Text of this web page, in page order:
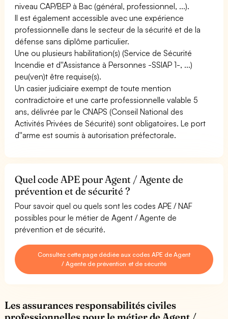
niveau CAP/BEP à Bac (général, professionnel, ...).
Il est également accessible avec une expérience
professionnelle dans le secteur de la sécurité et de la
défense sans diplôme particulier.
Une ou plusieurs habilitation(s) (Service de Sécurité
Incendie et d''Assistance à Personnes -SSIAP 1-, ...)
peu(ven)t être requise(s).
Un casier judiciaire exempt de toute mention
contradictoire et une carte professionnelle valable 5
ans, délivrée par le CNAPS (Conseil National des
Activités Privées de Sécurité) sont obligatoires. Le port
d''arme est soumis à autorisation préfectorale.
Quel code APE pour Agent / Agente de
prévention et de sécurité ?
Pour savoir quel ou quels sont les codes APE / NAF
possibles pour le métier de Agent / Agente de
prévention et de sécurité.
Consultez cette page dédiée aux codes APE de Agent
/ Agente de prévention et de sécurité
Les assurances responsabilités civiles